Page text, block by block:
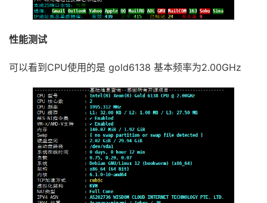
性能测试
可以看到CPU使用的是 gold6138 基本频率为2.00GHz